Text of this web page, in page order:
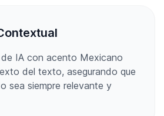
IA con acento Mexicano
del texto, asegurando que
sea siempre relevante y